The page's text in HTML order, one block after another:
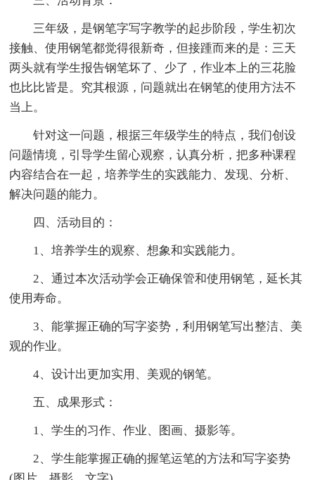
三年级，是钢笔字写字教学的起步阶段，学生初次
接触、使用钢笔都觉得很新奇，但接踵而来的是：三天
两头就有学生报告钢笔坏了、少了，作业本上的三花脸
也比比皆是。究其根源，问题就出在钢笔的使用方法不
当上。
针对这一问题，根据三年级学生的特点，我们创设
问题情境，引导学生留心观察，认真分析，把多种课程
内容结合在一起，培养学生的实践能力、发现、分析、
解决问题的能力。
四、活动目的：
1、培养学生的观察、想象和实践能力。
2、通过本次活动学会正确保管和使用钢笔，延长其
使用寿命。
3、能掌握正确的写字姿势，利用钢笔写出整洁、美
观的作业。
4、设计出更加实用、美观的钢笔。
五、成果形式：
1、学生的习作、作业、图画、摄影等。
2、学生能掌握正确的握笔运笔的方法和写字姿势